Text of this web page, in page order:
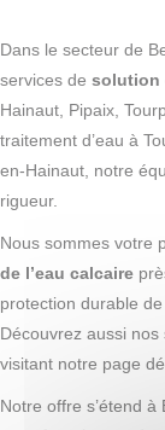
Dans le secteur de
services de solution
Hainaut, Pipaix,
traitement d’eau à
en-Hainaut, notre
rigueur.
Nous sommes votre
de l’eau calcaire
protection durable
Découvrez aussi
visitant notre page
Notre offre s’étend